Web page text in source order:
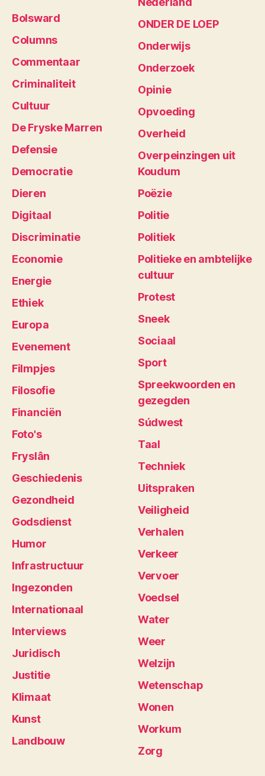
Bolsward
Columns
Commentaar
Criminaliteit
Cultuur
De Fryske Marren
Defensie
Democratie
Dieren
Digitaal
Discriminatie
Economie
Energie
Ethiek
Europa
Evenement
Filmpjes
Filosofie
Financiën
Foto's
Fryslân
Geschiedenis
Gezondheid
Godsdienst
Humor
Infrastructuur
Ingezonden
Internationaal
Interviews
Juridisch
Justitie
Klimaat
Kunst
Landbouw
ONDER DE LOEP
Onderwijs
Onderzoek
Opinie
Opvoeding
Overheid
Overpeinzingen uit
Koudum
Poëzie
Politie
Politiek
Politieke en ambtelijke
cultuur
Protest
Sneek
Sociaal
Sport
Spreekwoorden en
gezegden
Súdwest
Taal
Techniek
Uitspraken
Veiligheid
Verhalen
Verkeer
Vervoer
Voedsel
Water
Weer
Welzijn
Wetenschap
Wonen
Workum
Zorg